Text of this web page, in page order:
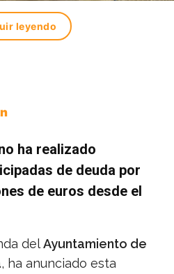
leyendo
ha realizado
de deuda por
de euros desde el
delAyuntamiento de
, ha anunciado esta